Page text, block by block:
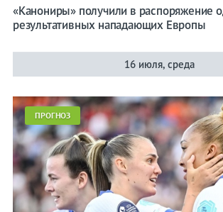
«Канониры» получили в распоряжение
результативных нападающих Европы
16 июля, среда
ПРОГНОЗ